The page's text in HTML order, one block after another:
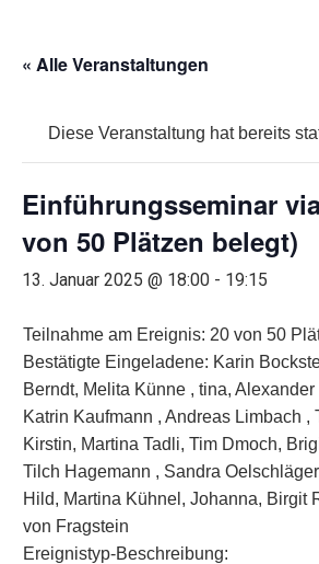
« Alle Veranstaltungen
Diese Veranstaltung hat bereits
Einführungsseminar
von 50 Plätzen belegt)
13. Januar 2025 @ 18:00 - 19:15
Teilnahme am Ereignis: 20 von 50
Bestätigte Eingeladene: Karin
Berndt, Melita Künne , tina,
Katrin Kaufmann , Andreas Limbach ,
Kirstin, Martina Tadli, Tim Dmoch,
Tilch Hagemann , Sandra
Hild, Martina Kühnel, Johanna, Birgit
von Fragstein
Ereignistyp-Beschreibung: